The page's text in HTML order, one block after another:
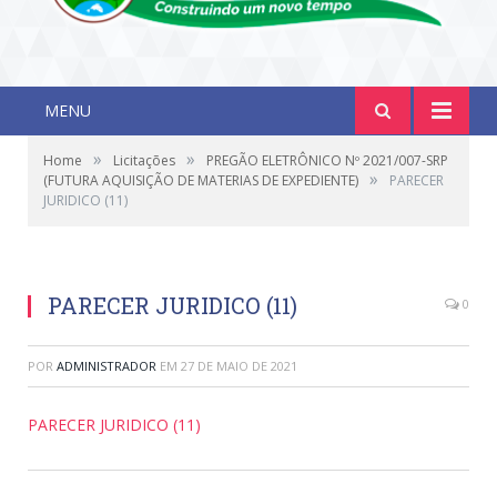
MENU
Home » Licitações »
PREGÃO ELETRÔNICO Nº 2021/007-SRP
(FUTURA AQUISIÇÃO DE MATERIAS DE EXPEDIENTE) »
PARECER
JURIDICO (11)
PARECER JURIDICO (11) 0
POR ADMINISTRADOR EM 27 DE MAIO DE 2021
PARECER JURIDICO (11)